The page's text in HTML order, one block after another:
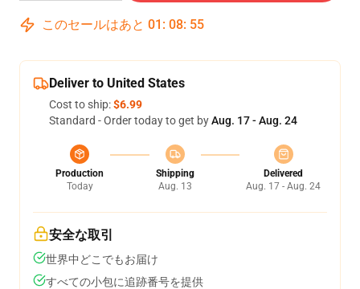
このセールはあと 01 : 08: 54
Deliver to United States
Cost to ship:$6.99
Standard - Order today to get byAug. 17 - Aug. 24
Production
Today
Shipping
Aug. 13
Delivered
Aug. 17 - Aug. 24
安全な取引
世界中どこでもお届け
すべての小包に追跡番号を提供